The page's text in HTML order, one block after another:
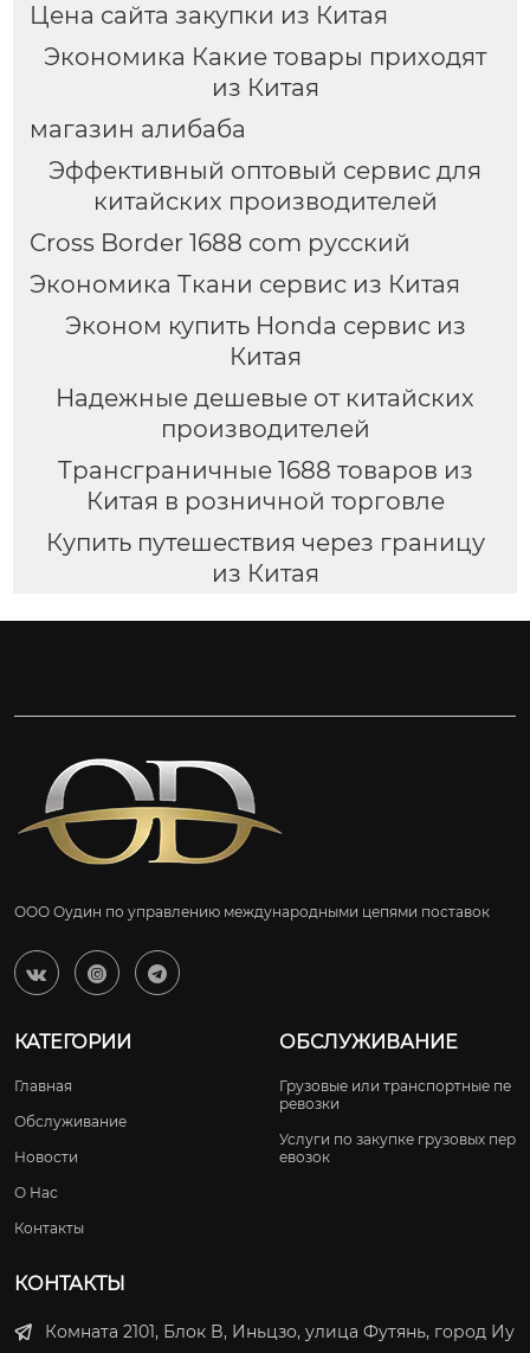
Цена сайта закупки из Китая
Экономика Какие товары приходят
из Китая
магазин алибаба
Эффективный оптовый сервис для
китайских производителей
Cross Border 1688 com русский
Экономика Ткани сервис из Китая
Эконом купить Honda сервис из
Китая
Надежные дешевые от китайских
производителей
Трансграничные 1688 товаров из
Китая в розничной торговле
Купить путешествия через границу
из Китая
ООО Оудин по управлению международными цепями поставок
  
КАТЕГОРИИ
Главная
Обслуживание
Новости
О Нас
Контакты
ОБСЛУЖИВАНИЕ
Грузовые или транспортные пе
ревозки
Услуги по закупке грузовых пер
евозок
КОНТАКТЫ
Комната 2101, Блок B, Иньцзо, улица Футянь, город Иу